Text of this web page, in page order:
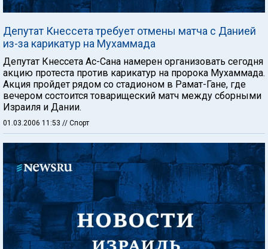
Депутат Кнессета требует отмены матча с Данией
из-за карикатур на Мухаммада
Депутат Кнессета Ас-Сана намерен организовать сегодня
акцию протеста против карикатур на пророка Мухаммада.
Акция пройдет рядом со стадионом в Рамат-Гане, где
вечером состоится товарищеский матч между сборными
Израиля и Дании.
01.03.2006 11:53 // Спорт